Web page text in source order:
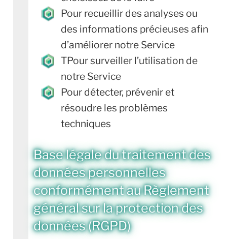
Pour recueillir des analyses ou
des informations précieuses afin
d’améliorer notre Service
TPour surveiller l’utilisation de
notre Service
Pour détecter, prévenir et
résoudre les problèmes
techniques
Base légale du traitement des
données personnelles
conformément au Règlement
général sur la protection des
données (RGPD)